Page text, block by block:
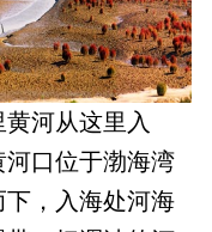
河从这里入
口位于渤海湾
，入海处河海